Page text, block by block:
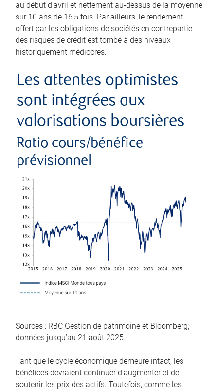
au début d’avril et nettement au-dessus de la moyenne
sur 10 ans de 16,5 fois. Par ailleurs, le rendement
offert par les obligations de sociétés en contrepartie
des risques de crédit est tombé à des niveaux
historiquement médiocres.
Les attentes optimistes
sont intégrées aux
valorisations boursières
Ratio cours/bénéfice
prévisionnel
Sources : RBC Gestion de patrimoine et Bloomberg;
données jusqu’au 21 août 2025.
Tant que le cycle économique demeure intact, les
bénéfices devraient continuer d’augmenter et de
soutenir les prix des actifs. Toutefois, comme les